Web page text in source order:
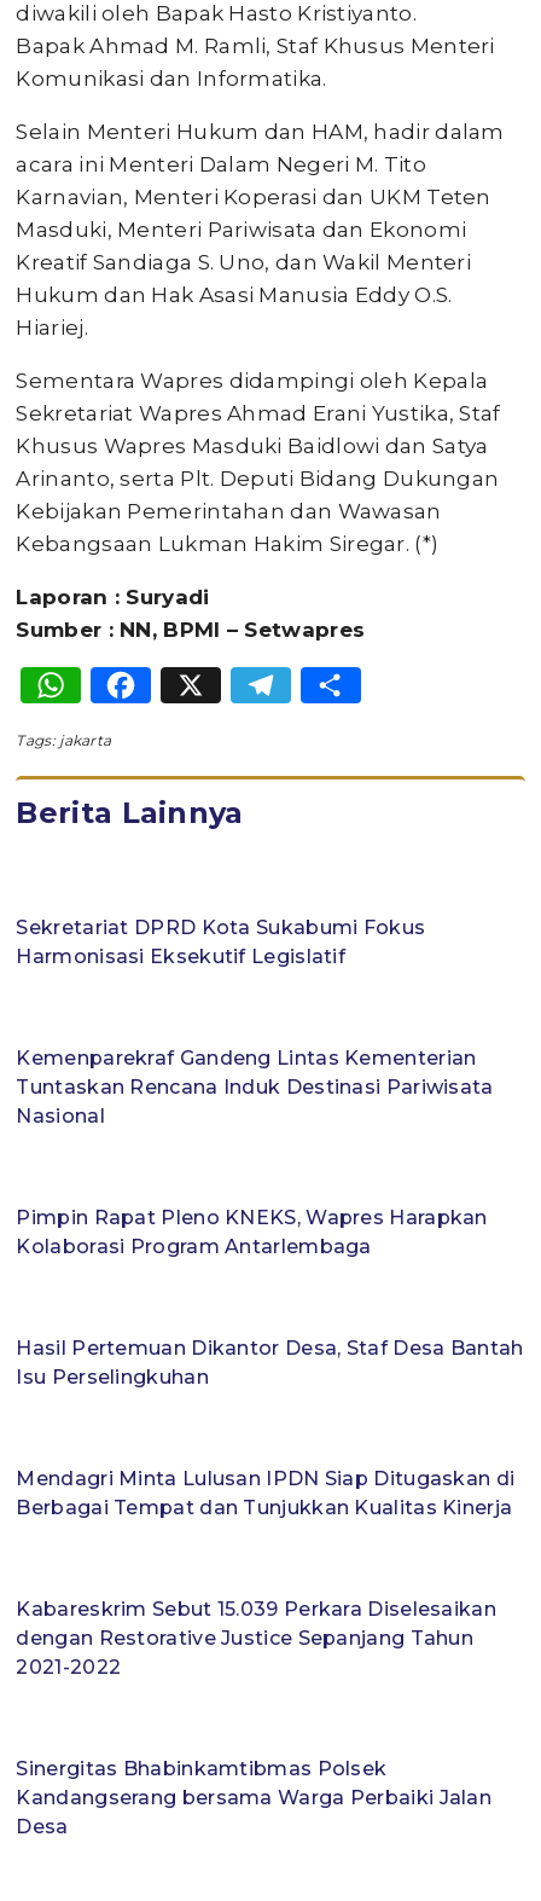
diwakili oleh Bapak Hasto Kristiyanto.
Bapak Ahmad M. Ramli, Staf Khusus Menteri
Komunikasi dan Informatika.
Selain Menteri Hukum dan HAM, hadir dalam
acara ini Menteri Dalam Negeri M. Tito
Karnavian, Menteri Koperasi dan UKM Teten
Masduki, Menteri Pariwisata dan Ekonomi
Kreatif Sandiaga S. Uno, dan Wakil Menteri
Hukum dan Hak Asasi Manusia Eddy O.S.
Hiariej.
Sementara Wapres didampingi oleh Kepala
Sekretariat Wapres Ahmad Erani Yustika, Staf
Khusus Wapres Masduki Baidlowi dan Satya
Arinanto, serta Plt. Deputi Bidang Dukungan
Kebijakan Pemerintahan dan Wawasan
Kebangsaan Lukman Hakim Siregar. (*)
Laporan : Suryadi
Sumber : NN, BPMI – Setwapres
WhatsApp
Facebook
X Telegram
Tags: jakarta
Berita Lainnya
Sekretariat DPRD Kota Sukabumi Fokus
Harmonisasi Eksekutif Legislatif
Kemenparekraf Gandeng Lintas Kementerian
Tuntaskan Rencana Induk Destinasi Pariwisata
Nasional
Pimpin Rapat Pleno KNEKS, Wapres Harapkan
Kolaborasi Program Antarlembaga
Hasil Pertemuan Dikantor Desa, Staf Desa Bantah
Isu Perselingkuhan
Mendagri Minta Lulusan IPDN Siap Ditugaskan di
Berbagai Tempat dan Tunjukkan Kualitas Kinerja
Kabareskrim Sebut 15.039 Perkara Diselesaikan
dengan Restorative Justice Sepanjang Tahun
2021-2022
Sinergitas Bhabinkamtibmas Polsek
Kandangserang bersama Warga Perbaiki Jalan
Desa